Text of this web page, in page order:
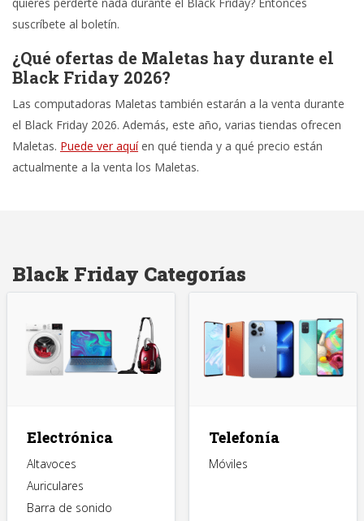
suscríbete al boletín.
¿Qué ofertas de Maletas hay durante el
Black Friday 2026?
Las computadoras Maletas también estarán a la venta durante
el Black Friday 2026. Además, este año, varias tiendas ofrecen
Maletas. Puede ver aquíen qué tienda y a qué precio están
actualmente a la venta los Maletas.
Black Friday Categorías
Electrónica
Altavoces
Auriculares
Barra de sonido
Telefonía
Móviles